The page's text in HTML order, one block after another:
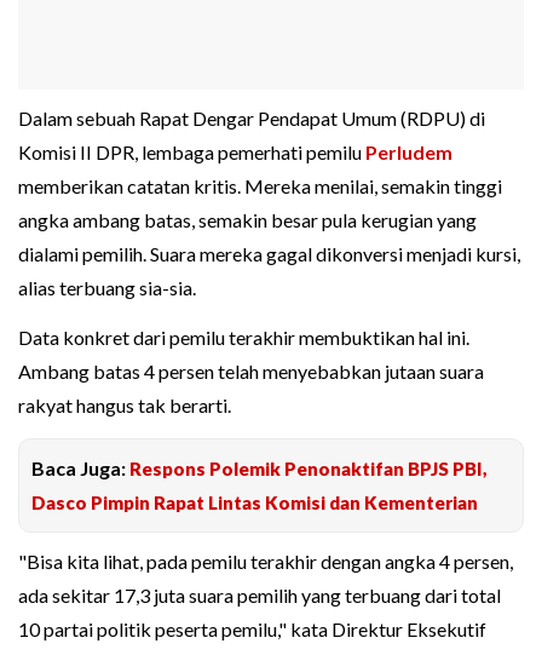
Dalam sebuah Rapat Dengar Pendapat Umum (RDPU) di
Komisi II DPR, lembaga pemerhati pemilu Perludem
memberikan catatan kritis. Mereka menilai, semakin tinggi
angka ambang batas, semakin besar pula kerugian yang
dialami pemilih. Suara mereka gagal dikonversi menjadi kursi,
alias terbuang sia-sia.
Data konkret dari pemilu terakhir membuktikan hal ini.
Ambang batas 4 persen telah menyebabkan jutaan suara
rakyat hangus tak berarti.
Baca Juga: Respons Polemik Penonaktifan BPJS PBI,
Dasco Pimpin Rapat Lintas Komisi dan Kementerian
"Bisa kita lihat, pada pemilu terakhir dengan angka 4 persen,
ada sekitar 17,3 juta suara pemilih yang terbuang dari total
10 partai politik peserta pemilu," kata Direktur Eksekutif